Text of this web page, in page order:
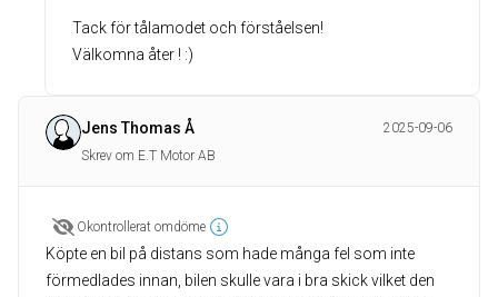
Tack för tålamodet och förståelsen!
Välkomna åter ! :)
Jens Thomas Å
2025-09-06
Skrev om E.T Motor AB
Okontrollerat omdöme
Köpte en bil på distans som hade många fel som inte
förmedlades innan, bilen skulle vara i bra skick vilket den